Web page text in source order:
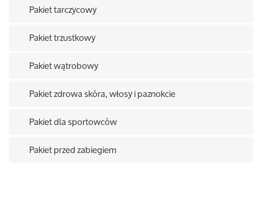
Pakiet tarczycowy
Pakiet trzustkowy
Pakiet wątrobowy
Pakiet zdrowa skóra, włosy i paznokcie
Pakiet dla sportowców
Pakiet przed zabiegiem